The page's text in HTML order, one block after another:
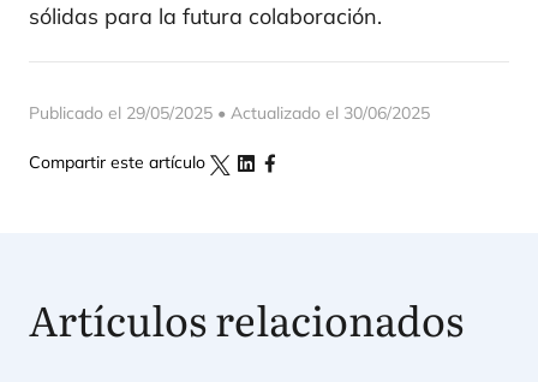
sólidas para la futura colaboración.
Publicado el 29/05/2025 • Actualizado el 30/06/2025
Compartir este artículo
Artículos relacionados